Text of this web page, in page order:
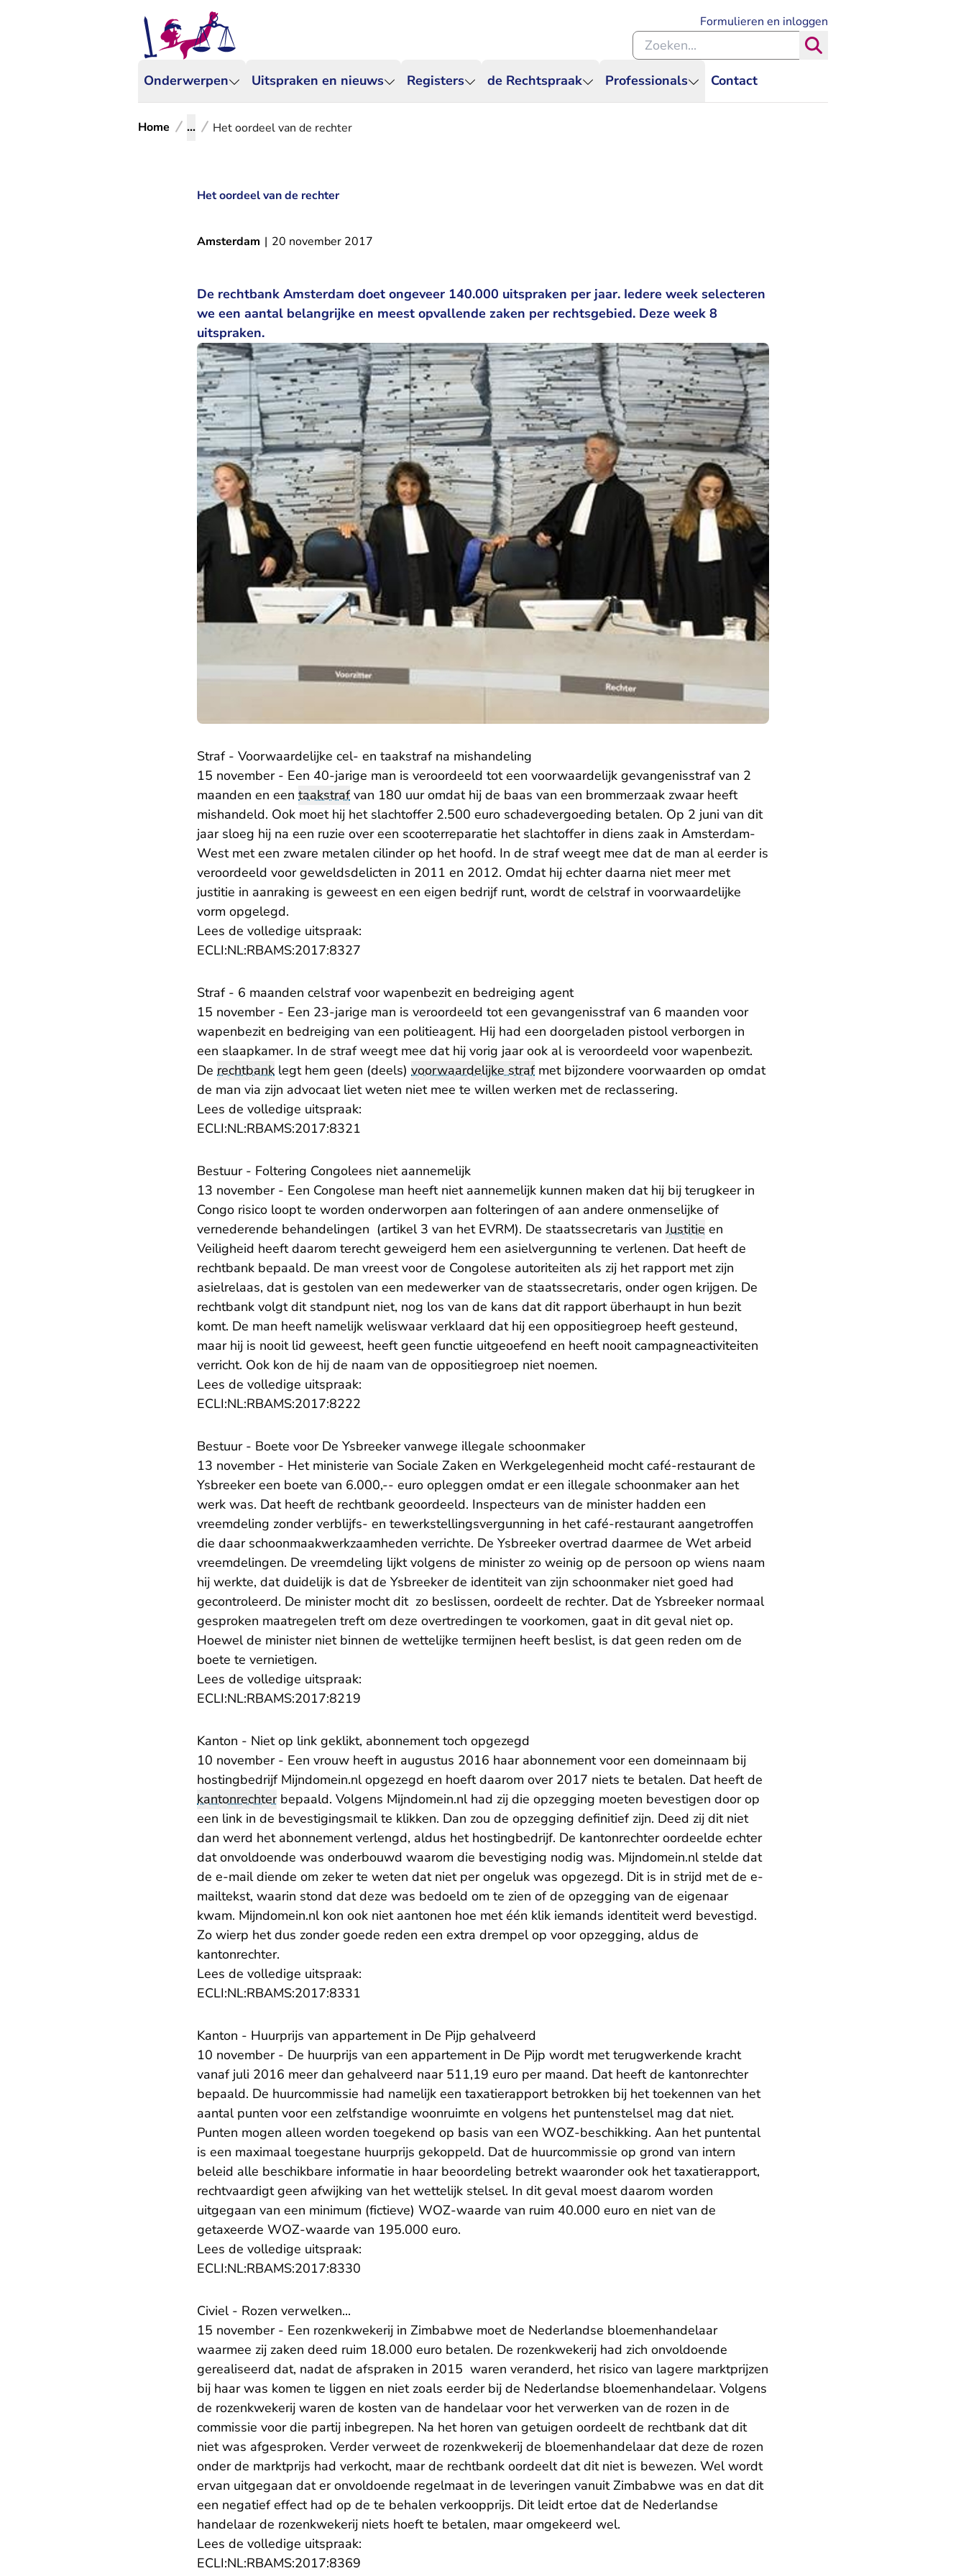
Onderwerpen Uitspraken en nieuws Registers de Rechtspraak Professionals Contact
Formulieren en inloggen
Zoeken binnen de Rechtspraak
Home ... Het oordeel van de rechter
Het oordeel van de rechter
Amsterdam | 20 november 2017
De rechtbank Amsterdam doet ongeveer 140.000 uitspraken per jaar. Iedere week selecteren
we een aantal belangrijke en meest opvallende zaken per rechtsgebied. Deze week 8
uitspraken.
Straf - Voorwaardelijke cel- en taakstraf na mishandeling
15 november - Een 40-jarige man is veroordeeld tot een voorwaardelijk gevangenisstraf van 2
maanden en een taakstrafvan 180 uur omdat hij de baas van een brommerzaak zwaar heeft
mishandeld. Ook moet hij het slachtoffer 2.500 euro schadevergoeding betalen. Op 2 juni van dit
jaar sloeg hij na een ruzie over een scooterreparatie het slachtoffer in diens zaak in Amsterdam-
West met een zware metalen cilinder op het hoofd. In de straf weegt mee dat de man al eerder is
veroordeeld voor geweldsdelicten in 2011 en 2012. Omdat hij echter daarna niet meer met
justitie in aanraking is geweest en een eigen bedrijf runt, wordt de celstraf in voorwaardelijke
vorm opgelegd.
Lees de volledige uitspraak:
ECLI:NL:RBAMS:2017:8327
Straf - 6 maanden celstraf voor wapenbezit en bedreiging agent
15 november - Een 23-jarige man is veroordeeld tot een gevangenisstraf van 6 maanden voor
wapenbezit en bedreiging van een politieagent. Hij had een doorgeladen pistool verborgen in
een slaapkamer. In de straf weegt mee dat hij vorig jaar ook al is veroordeeld voor wapenbezit.
De rechtbank legt hem geen (deels) voorwaardelijke strafmet bijzondere voorwaarden op omdat
de man via zijn advocaat liet weten niet mee te willen werken met de reclassering.
Lees de volledige uitspraak:
ECLI:NL:RBAMS:2017:8321
Bestuur - Foltering Congolees niet aannemelijk
13 november - Een Congolese man heeft niet aannemelijk kunnen maken dat hij bij terugkeer in
Congo risico loopt te worden onderworpen aan folteringen of aan andere onmenselijke of
vernederende behandelingen (artikel 3 van het EVRM). De staatssecretaris vanJustitie en
Veiligheid heeft daarom terecht geweigerd hem een asielvergunning te verlenen. Dat heeft de
rechtbank bepaald. De man vreest voor de Congolese autoriteiten als zij het rapport met zijn
asielrelaas, dat is gestolen van een medewerker van de staatssecretaris, onder ogen krijgen. De
rechtbank volgt dit standpunt niet, nog los van de kans dat dit rapport überhaupt in hun bezit
komt. De man heeft namelijk weliswaar verklaard dat hij een oppositiegroep heeft gesteund,
maar hij is nooit lid geweest, heeft geen functie uitgeoefend en heeft nooit campagneactiviteiten
verricht. Ook kon de hij de naam van de oppositiegroep niet noemen.
Lees de volledige uitspraak:
ECLI:NL:RBAMS:2017:8222
Bestuur - Boete voor De Ysbreeker vanwege illegale schoonmaker
13 november - Het ministerie van Sociale Zaken en Werkgelegenheid mocht café-restaurant de
Ysbreeker een boete van 6.000,-- euro opleggen omdat er een illegale schoonmaker aan het
werk was. Dat heeft de rechtbank geoordeeld. Inspecteurs van de minister hadden een
vreemdeling zonder verblijfs- en tewerkstellingsvergunning in het café-restaurant aangetroffen
die daar schoonmaakwerkzaamheden verrichte. De Ysbreeker overtrad daarmee de Wet arbeid
vreemdelingen. De vreemdeling lijkt volgens de minister zo weinig op de persoon op wiens naam
hij werkte, dat duidelijk is dat de Ysbreeker de identiteit van zijn schoonmaker niet goed had
gecontroleerd. De minister mocht dit zo beslissen, oordeelt de rechter. Dat de Ysbreeker normaal
gesproken maatregelen treft om deze overtredingen te voorkomen, gaat in dit geval niet op.
Hoewel de minister niet binnen de wettelijke termijnen heeft beslist, is dat geen reden om de
boete te vernietigen.
Lees de volledige uitspraak:
ECLI:NL:RBAMS:2017:8219
Kanton - Niet op link geklikt, abonnement toch opgezegd
10 november - Een vrouw heeft in augustus 2016 haar abonnement voor een domeinnaam bij
hostingbedrijf Mijndomein.nl opgezegd en hoeft daarom over 2017 niets te betalen. Dat heeft de
kantonrechterbepaald. Volgens Mijndomein.nl had zij die opzegging moeten bevestigen door op
een link in de bevestigingsmail te klikken. Dan zou de opzegging definitief zijn. Deed zij dit niet
dan werd het abonnement verlengd, aldus het hostingbedrijf. De kantonrechter oordeelde echter
dat onvoldoende was onderbouwd waarom die bevestiging nodig was. Mijndomein.nl stelde dat
de e-mail diende om zeker te weten dat niet per ongeluk was opgezegd. Dit is in strijd met de e-
mailtekst, waarin stond dat deze was bedoeld om te zien of de opzegging van de eigenaar
kwam. Mijndomein.nl kon ook niet aantonen hoe met één klik iemands identiteit werd bevestigd.
Zo wierp het dus zonder goede reden een extra drempel op voor opzegging, aldus de
kantonrechter.
Lees de volledige uitspraak:
ECLI:NL:RBAMS:2017:8331
Kanton - Huurprijs van appartement in De Pijp gehalveerd
10 november - De huurprijs van een appartement in De Pijp wordt met terugwerkende kracht
vanaf juli 2016 meer dan gehalveerd naar 511,19 euro per maand. Dat heeft de kantonrechter
bepaald. De huurcommissie had namelijk een taxatierapport betrokken bij het toekennen van het
aantal punten voor een zelfstandige woonruimte en volgens het puntenstelsel mag dat niet.
Punten mogen alleen worden toegekend op basis van een WOZ-beschikking. Aan het puntental
is een maximaal toegestane huurprijs gekoppeld. Dat de huurcommissie op grond van intern
beleid alle beschikbare informatie in haar beoordeling betrekt waaronder ook het taxatierapport,
rechtvaardigt geen afwijking van het wettelijk stelsel. In dit geval moest daarom worden
uitgegaan van een minimum (fictieve) WOZ-waarde van ruim 40.000 euro en niet van de
getaxeerde WOZ-waarde van 195.000 euro.
Lees de volledige uitspraak:
ECLI:NL:RBAMS:2017:8330
Civiel - Rozen verwelken...
15 november - Een rozenkwekerij in Zimbabwe moet de Nederlandse bloemenhandelaar
waarmee zij zaken deed ruim 18.000 euro betalen. De rozenkwekerij had zich onvoldoende
gerealiseerd dat, nadat de afspraken in 2015 waren veranderd, het risico van lagere marktprijzen
bij haar was komen te liggen en niet zoals eerder bij de Nederlandse bloemenhandelaar. Volgens
de rozenkwekerij waren de kosten van de handelaar voor het verwerken van de rozen in de
commissie voor die partij inbegrepen. Na het horen van getuigen oordeelt de rechtbank dat dit
niet was afgesproken. Verder verweet de rozenkwekerij de bloemenhandelaar dat deze de rozen
onder de marktprijs had verkocht, maar de rechtbank oordeelt dat dit niet is bewezen. Wel wordt
ervan uitgegaan dat er onvoldoende regelmaat in de leveringen vanuit Zimbabwe was en dat dit
een negatief effect had op de te behalen verkoopprijs. Dit leidt ertoe dat de Nederlandse
handelaar de rozenkwekerij niets hoeft te betalen, maar omgekeerd wel.
Lees de volledige uitspraak:
ECLI:NL:RBAMS:2017:8369